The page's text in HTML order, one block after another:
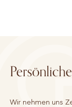
Wir nehmen uns